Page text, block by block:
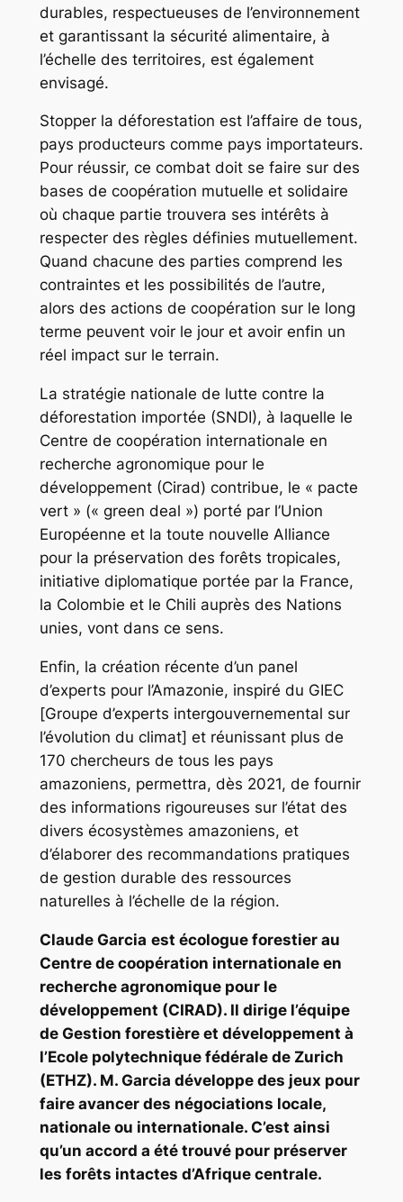
durables, respectueuses de l’environnement
et garantissant la sécurité alimentaire, à
l’échelle des territoires, est également
envisagé.
Stopper la déforestation est l’affaire de tous,
pays producteurs comme pays importateurs.
Pour réussir, ce combat doit se faire sur des
bases de coopération mutuelle et solidaire
où chaque partie trouvera ses intérêts à
respecter des règles définies mutuellement.
Quand chacune des parties comprend les
contraintes et les possibilités de l’autre,
alors des actions de coopération sur le long
terme peuvent voir le jour et avoir enfin un
réel impact sur le terrain.
La stratégie nationale de lutte contre la
déforestation importée (SNDI), à laquelle le
Centre de coopération internationale en
recherche agronomique pour le
développement (Cirad) contribue, le « pacte
vert » (« green deal ») porté par l’Union
Européenne et la toute nouvelle Alliance
pour la préservation des forêts tropicales,
initiative diplomatique portée par la France,
la Colombie et le Chili auprès des Nations
unies, vont dans ce sens.
Enfin, la création récente d’un panel
d’experts pour l’Amazonie, inspiré du GIEC
[Groupe d’experts intergouvernemental sur
l’évolution du climat] et réunissant plus de
170 chercheurs de tous les pays
amazoniens, permettra, dès 2021, de fournir
des informations rigoureuses sur l’état des
divers écosystèmes amazoniens, et
d’élaborer des recommandations pratiques
de gestion durable des ressources
naturelles à l’échelle de la région.
Claude Garcia est écologue forestier au
Centre de coopération internationale en
recherche agronomique pour le
développement (CIRAD). Il dirige l’équipe
de Gestion forestière et développement à
l’Ecole polytechnique fédérale de Zurich
(ETHZ). M. Garcia développe des jeux pour
faire avancer des négociations locale,
nationale ou internationale. C’est ainsi
qu’un accord a été trouvé pour préserver
les forêts intactes d’Afrique centrale.